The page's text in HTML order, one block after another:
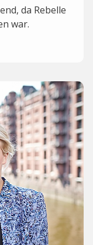
da Rebelle
war.